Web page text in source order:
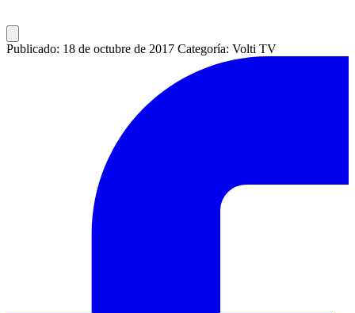
Publicado: 18 de octubre de 2017 Categoría: Volti TV